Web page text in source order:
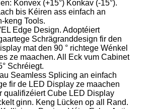
Konvex (+15°) Konkav (-15°).
bis Kéiren ass einfach an
keng Tools.
Edge Design. Adoptéiert
Schrägranddesign fir den
mat den 90 ° richtege Wénkel
ze maachen. All Eck vum Cabinet
Schréiegt.
Seamless Splicing an einfach
fir de LED Display ze maachen
qualifizéiert Cube LED Display
ginn. Keng Lücken op all Rand.